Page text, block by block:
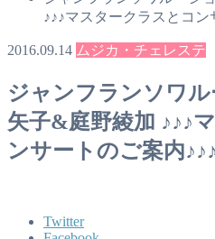
♪♪♪マスタークラスとコン
2016.09.14 ムジカ・チェレステ
ジャンフランソワ
矢子&庭野綾加 ♪♪♪
ンサートのご案内♪♪♪
Twitter